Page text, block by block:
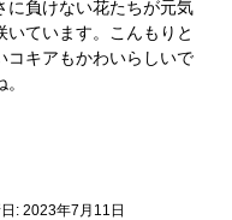
に負けない花たちが元気
いています。こんもりと
コキアもかわいらしいで
: 2023年7月11日